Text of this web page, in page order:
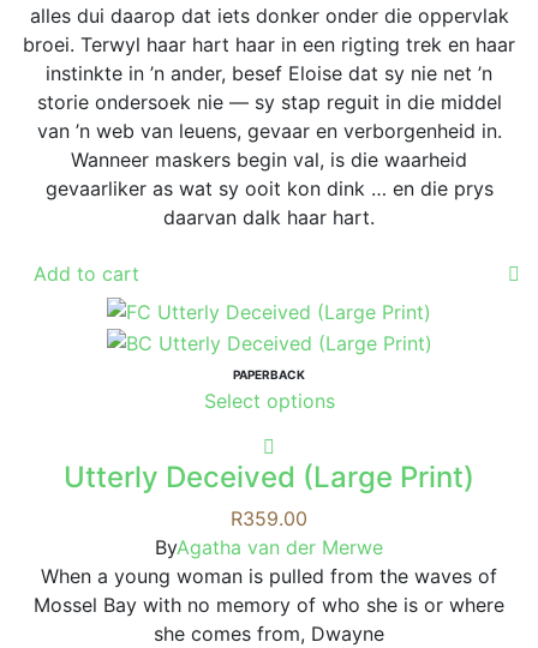
alles dui daarop dat iets donker onder die oppervlak
broei. Terwyl haar hart haar in een rigting trek en haar
instinkte in ’n ander, besef Eloise dat sy nie net ’n
storie ondersoek nie — sy stap reguit in die middel
van ’n web van leuens, gevaar en verborgenheid in.
Wanneer maskers begin val, is die waarheid
gevaarliker as wat sy ooit kon dink … en die prys
daarvan dalk haar hart.
Add to cart
PAPERBACK
Select optionsThis
multiple
The
options
may
be
Utterly Deceived (Large Print)
R359.00
ByAgatha van der Merwe
When a young woman is pulled from the waves of
Mossel Bay with no memory of who she is or where
she comes from, Dwayne